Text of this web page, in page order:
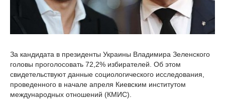
За кандидата в президенты Украины Владимира Зеленского
головы проголосовать 72,2% избирателей. Об этом
свидетельствуют данные социологического исследования,
проведенного в начале апреля Киевским институтом
международных отношений (КМИС).